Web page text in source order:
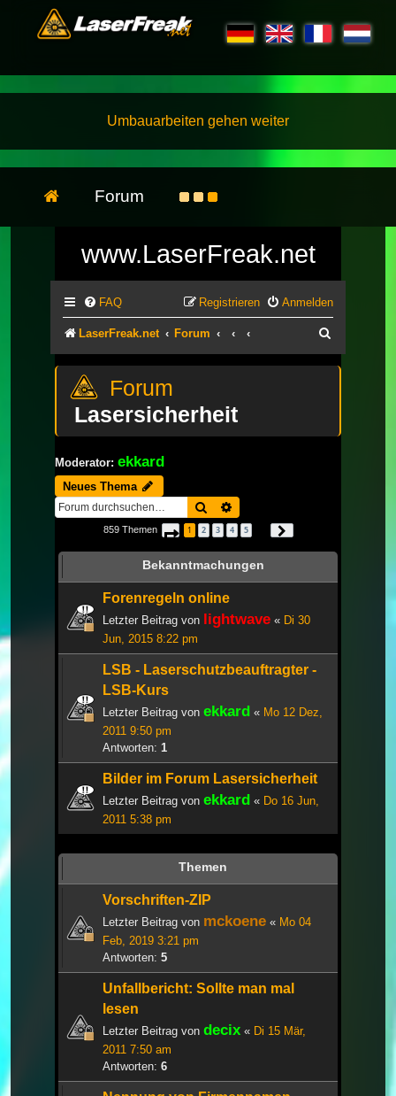
Umbauarbeiten gehen weiter
Forum
www.LaserFreak.net
FAQ Anmelden
Registrieren
LaserFreak.net Forum
Lasersicherheit
Moderator: ekkard
Neues Thema
Suche
859 Themen Seite 1von 29
1 2 3 4 5
Bekanntmachungen
Forenregeln online
Letzter Beitrag von lightwave « Di 30
Jun, 2015 8:22 pm
LSB - Laserschutzbeauftragter -
LSB-Kurs
Letzter Beitrag von ekkard « Mo 12 Dez,
2011 9:50 pm
Antworten: 1
Bilder im Forum Lasersicherheit
Letzter Beitrag von ekkard « Do 16 Jun,
2011 5:38 pm
Themen
Vorschriften-ZIP
Letzter Beitrag von mckoene « Mo 04
Feb, 2019 3:21 pm
Antworten: 5
Unfallbericht: Sollte man mal
lesen
Letzter Beitrag von decix « Di 15 Mär,
2011 7:50 am
Antworten: 6